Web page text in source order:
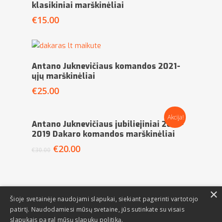
klasikiniai marškinėliai
€15.00
Pasirinkti Savybes
Antano Juknevičiaus komandos 2021-
ųjų marškinėliai
€25.00
Akcija!
Pasirinkti Savybes
Antano Juknevičiaus jubiliejiniai 2018-
2019 Dakaro komandos marškinėliai
€30.00 €20.00
Šioje svetainėje naudojami slapukai, siekiant pagerinti vartotojo
patirtį. Naudodamiesi mūsų svetaine, jūs sutinkate su visais
slapukais pagal mūsų slapukų politiką.
×